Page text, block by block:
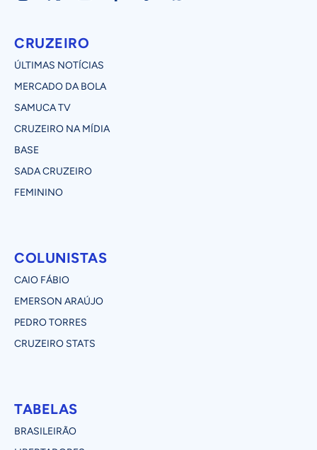
CRUZEIRO
ÚLTIMAS NOTÍCIAS
MERCADO DA BOLA
SAMUCA TV
CRUZEIRO NA MÍDIA
BASE
SADA CRUZEIRO
FEMININO
COLUNISTAS
CAIO FÁBIO
EMERSON ARAÚJO
PEDRO TORRES
CRUZEIRO STATS
TABELAS
BRASILEIRÃO